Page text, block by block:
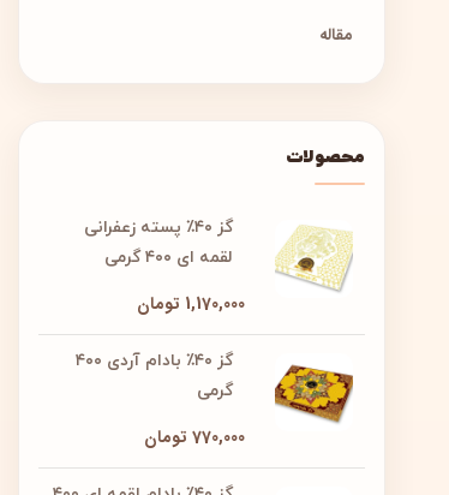
مقاله
محصولات
گز ۴۰٪ پسته زعفرانی
لقمه ای ۴۰۰ گرمی
1,170,000 تومان
گز ۴۰٪ بادام آردی ۴۰۰
گرمی
770,000 تومان